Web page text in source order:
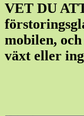
VET DU
mobilen,
växt eller